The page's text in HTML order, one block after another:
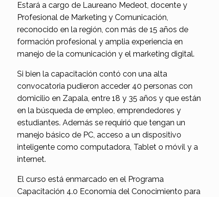
Estará a cargo de Laureano Medeot, docente y
Profesional de Marketing y Comunicación,
reconocido en la región, con más de 15 años de
formación profesional y amplia experiencia en
manejo de la comunicación y el marketing digital.
Si bien la capacitación contó con una alta
convocatoria pudieron acceder 40 personas con
domicilio en Zapala, entre 18 y 35 años y que están
en la búsqueda de empleo, emprendedores y
estudiantes. Además se requirió que tengan un
manejo básico de PC, acceso a un dispositivo
inteligente como computadora, Tablet o móvil y a
internet.
El curso está enmarcado en el Programa
Capacitación 4.0 Economía del Conocimiento para